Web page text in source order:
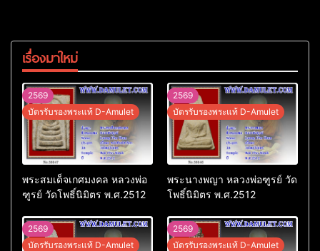
เรื่องมาใหม่
2569
บัตรรับรองพระแท้ D-Amulet
พระสมเด็จเกศมงคล หลวงพ่อ
ฑูรย์ วัดโพธิ์นิมิตร พ.ศ.2512
2569
บัตรรับรองพระแท้ D-Amulet
พระนางพญา หลวงพ่อฑูรย์ วัด
โพธิ์นิมิตร พ.ศ.2512
2569
บัตรรับรองพระแท้ D-Amulet
2569
บัตรรับรองพระแท้ D-Amulet